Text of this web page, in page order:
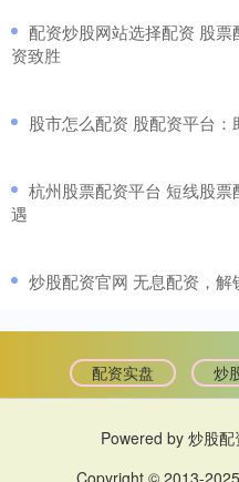
配资炒股网站选择配资 股
资致胜
股市怎么配资 股配资平台
杭州股票配资平台 短线股
遇
炒股配资官网 无息配资，
配资实盘 炒
Powered by 炒股配